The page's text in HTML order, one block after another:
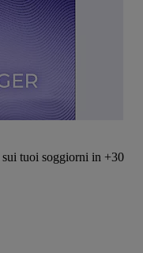
sui tuoi soggiorni in +30